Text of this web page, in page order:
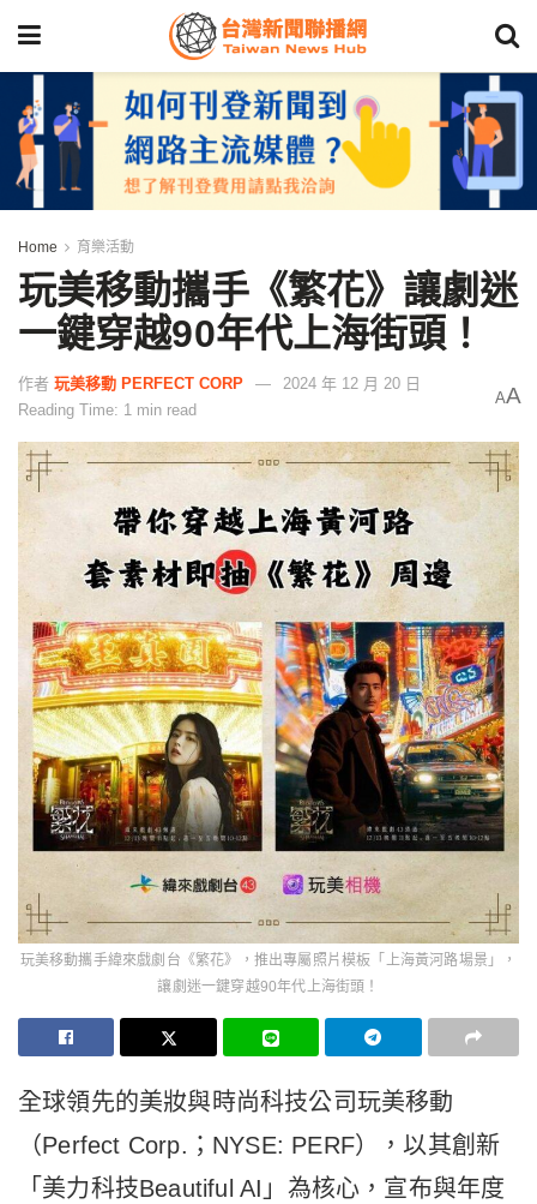
Home 育樂活動
玩美移動攜手《繁花》讓劇迷
一鍵穿越90年代上海街頭！
作者 玩美移動 PERFECT CORP
2024 年 12 月 20 日
Reading Time: 1 min read
AA
玩美移動攜手緯來戲劇台《繁花》，推出專屬照片模板「上海黃河路場景」，
讓劇迷一鍵穿越90年代上海街頭！
全球領先的美妝與時尚科技公司玩美移動
（Perfect Corp.；NYSE: PERF），以其創新
「美力科技Beautiful AI」為核心，宣布與年度